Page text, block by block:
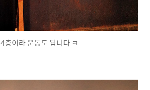
4층이라 운동도 됩니다 ㅋ